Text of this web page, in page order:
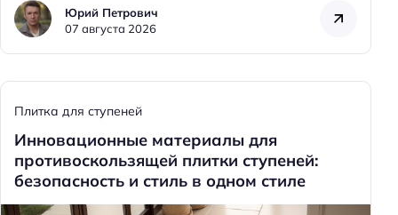
Юрий Петрович
07 августа 2026
Плитка для ступеней
Инновационные материалы для
противоскользящей плитки ступеней:
безопасность и стиль в одном стиле